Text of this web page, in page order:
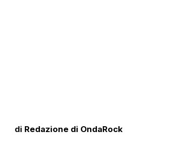
di Redazione di OndaRock